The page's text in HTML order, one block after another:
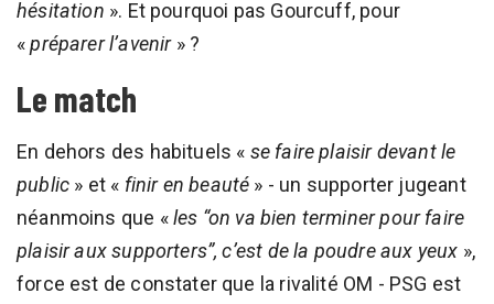
hésitation ». Et pourquoi pas Gourcuff, pour
«préparer l’avenir» ?
Le match
En dehors des habituels « se faire plaisir devant le
public » et « finir en beauté » - un supporter jugeant
néanmoins que «les “on va bien terminer pour faire
plaisir aux supporters”, c’est de la poudre aux yeux »,
force est de constater que la rivalité OM - PSG est